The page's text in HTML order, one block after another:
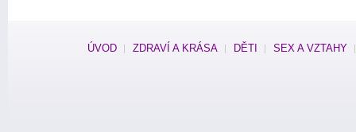
ÚVOD ZDRAVÍ A KRÁSA DĚTI SEX A VZTAHY